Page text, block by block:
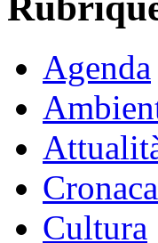
Agenda
Cronaca
Cultura